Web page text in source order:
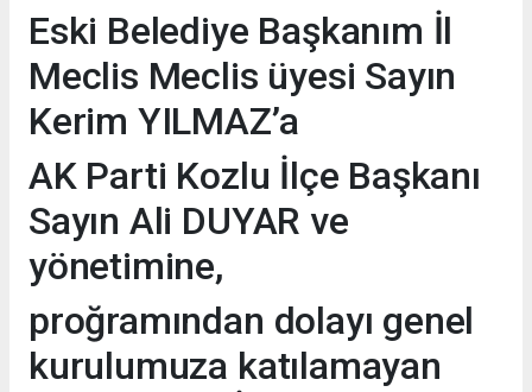
Eski Belediye Başkanım İl
Meclis Meclis üyesi Sayın
Kerim YILMAZ’a
AK Parti Kozlu İlçe Başkanı
Sayın Ali DUYAR ve
yönetimine,
proğramından dolayı genel
kurulumuza katılamayan